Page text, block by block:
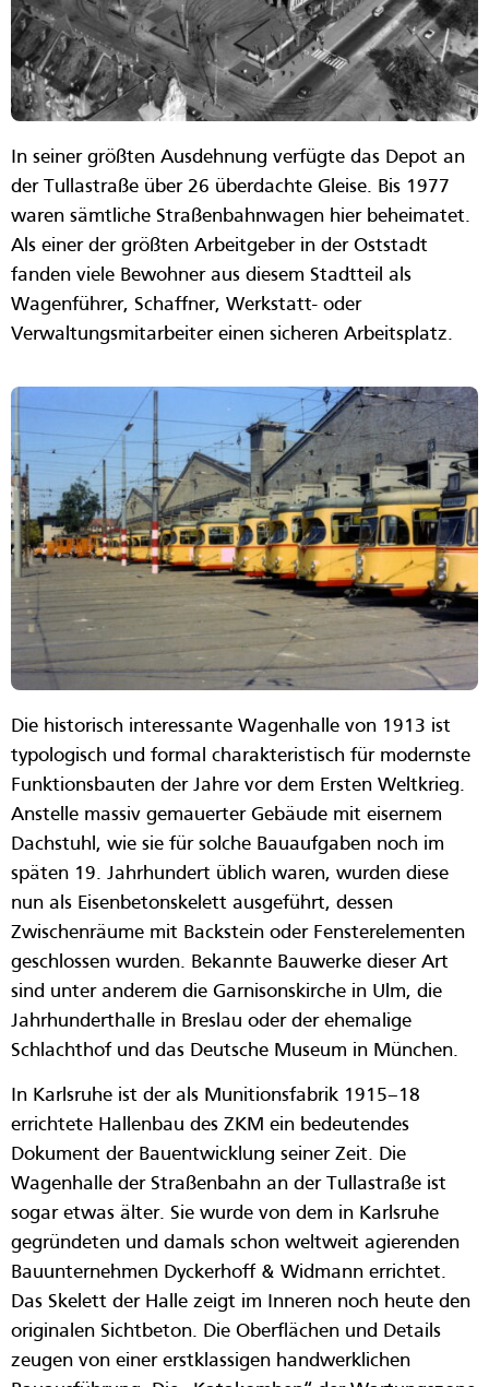
In seiner größten Ausdehnung verfügte das Depot an
der Tullastraße über 26 überdachte Gleise. Bis 1977
waren sämtliche Straßenbahnwagen hier beheimatet.
Als einer der größten Arbeitgeber in der Oststadt
fanden viele Bewohner aus diesem Stadtteil als
Wagenführer, Schaffner, Werkstatt- oder
Verwaltungsmitarbeiter einen sicheren Arbeitsplatz.
Die historisch interessante Wagenhalle von 1913 ist
typologisch und formal charakteristisch für modernste
Funktionsbauten der Jahre vor dem Ersten Weltkrieg.
Anstelle massiv gemauerter Gebäude mit eisernem
Dachstuhl, wie sie für solche Bauaufgaben noch im
späten 19. Jahrhundert üblich waren, wurden diese
nun als Eisenbetonskelett ausgeführt, dessen
Zwischenräume mit Backstein oder Fensterelementen
geschlossen wurden. Bekannte Bauwerke dieser Art
sind unter anderem die Garnisonskirche in Ulm, die
Jahrhunderthalle in Breslau oder der ehemalige
Schlachthof und das Deutsche Museum in München.
In Karlsruhe ist der als Munitionsfabrik 1915–18
errichtete Hallenbau des ZKM ein bedeutendes
Dokument der Bauentwicklung seiner Zeit. Die
Wagenhalle der Straßenbahn an der Tullastraße ist
sogar etwas älter. Sie wurde von dem in Karlsruhe
gegründeten und damals schon weltweit agierenden
Bauunternehmen Dyckerhoff & Widmann errichtet.
Das Skelett der Halle zeigt im Inneren noch heute den
originalen Sichtbeton. Die Oberflächen und Details
zeugen von einer erstklassigen handwerklichen